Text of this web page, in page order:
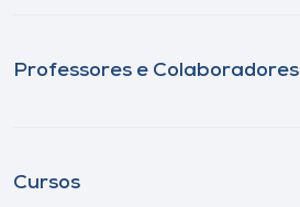
Professores e Colaboradores
Cursos